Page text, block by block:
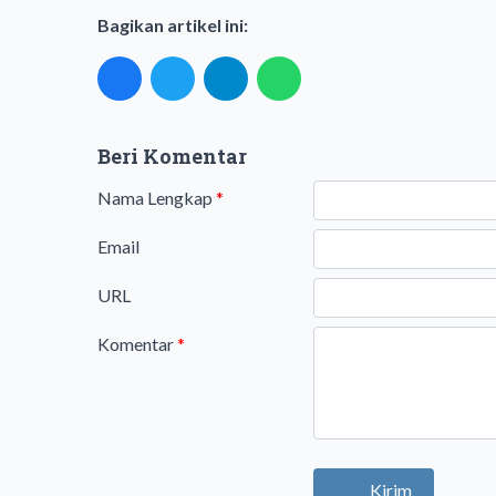
Bagikan artikel ini:
Beri Komentar
Nama Lengkap *
Email
URL
Komentar*
Kirim